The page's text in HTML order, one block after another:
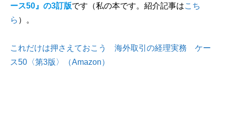
ース50』の3訂版です（私の本です。紹介記事はこち
ら ）。
これだけは押さえておこう 海外取引の経理実務 ケー
ス50〈第3版〉（Amazon）